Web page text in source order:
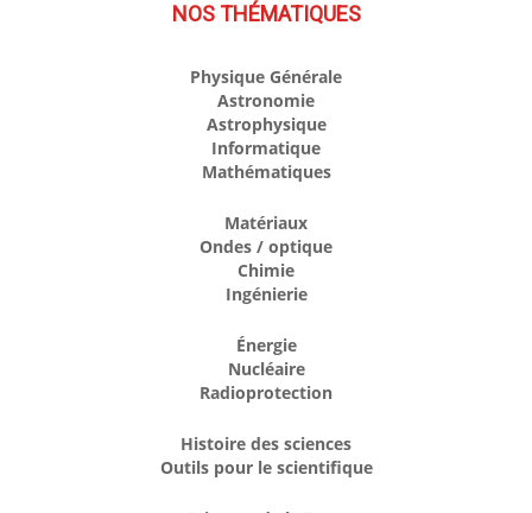
NOS THÉMATIQUES
Physique Générale
Astronomie
Astrophysique
Informatique
Mathématiques
Matériaux
Ondes / optique
Chimie
Ingénierie
Énergie
Nucléaire
Radioprotection
Histoire des sciences
Outils pour le scientifique